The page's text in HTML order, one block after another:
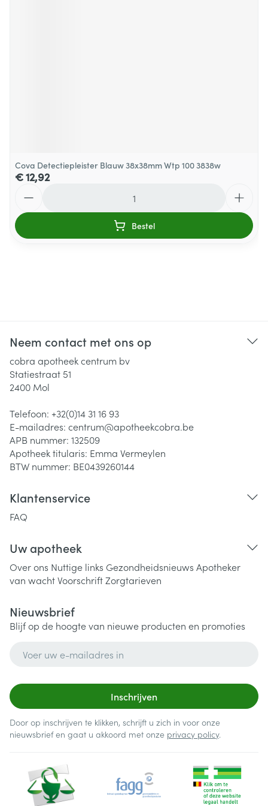
Cova Detectiepleister Blauw 38x38mm Wtp 100 3838w
€ 12,92
Bestel
Neem contact met ons op
cobra apotheek centrum bv
Statiestraat 51
2400 Mol
Telefoon: +32(0)14 31 16 93
E-mailadres: centrum@apotheekcobra.be
APB nummer: 132509
Apotheek titularis: Emma Vermeylen
BTW nummer: BE0439260144
Klantenservice
FAQ
Uw apotheek
Over ons Nuttige links Gezondheidsnieuws Apotheker
van wachtVoorschriftZorgtarieven
Nieuwsbrief
Blijf op de hoogte van nieuwe producten en promoties
Inschrijven
Door op inschrijven te klikken, schrijft u zich in voor onze
nieuwsbrief en gaat u akkoord met onze privacy policy.